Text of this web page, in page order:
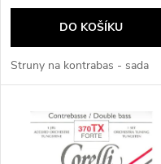
o
d
u
d
DO KOŠÍKU
Struny na kontrabas - sada